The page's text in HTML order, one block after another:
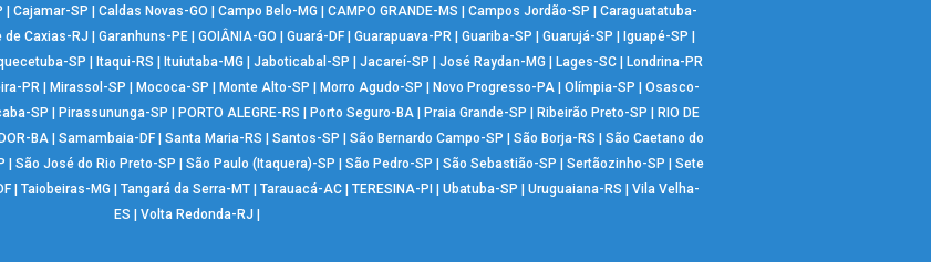
| Cajamar-SP | Caldas Novas-GO | Campo Belo-MG | CAMPO GRANDE-MS | Campos Jordão-SP | Caraguatatuba-
de Caxias-RJ | Garanhuns-PE | GOIÂNIA-GO | Guará-DF | Guarapuava-PR | Guariba-SP | Guarujá-SP | Iguapé-SP |
SP | Itaqui-RS | Ituiutaba-MG | Jaboticabal-SP | Jacareí-SP | José Raydan-MG | Lages-SC| Londrina-PR
PR | Mirassol-SP | Mococa-SP | Monte Alto-SP | Morro Agudo-SP | Novo Progresso-PA | Olímpia-SP | Osasco-
SP | Pirassununga-SP | PORTO ALEGRE-RS | Porto Seguro-BA| Praia Grande-SP | Ribeirão Preto-SP | RIO DE
BA | Samambaia-DF | Santa Maria-RS | Santos-SP | São Bernardo Campo-SP | São Borja-RS | São Caetano do
| São José do Rio Preto-SP | São Paulo (Itaquera)-SP | São Pedro-SP | São Sebastião-SP | Sertãozinho-SP | Sete
| Taiobeiras-MG | Tangará da Serra-MT| Tarauacá-AC| TERESINA-PI | Ubatuba-SP | Uruguaiana-RS | Vila Velha-
ES | Volta Redonda-RJ |